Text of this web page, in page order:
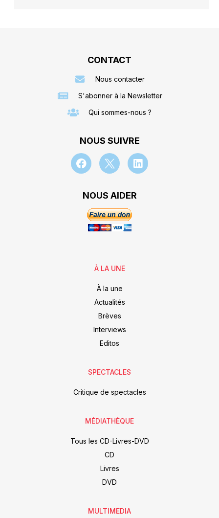
CONTACT
Nous contacter
S'abonner à la Newsletter
Qui sommes-nous ?
NOUS SUIVRE
NOUS AIDER
À LA UNE
À la une
Actualités
Brèves
Interviews
Editos
SPECTACLES
Critique de spectacles
MÉDIATHÈQUE
Tous les CD-Livres-DVD
CD
Livres
DVD
MULTIMEDIA